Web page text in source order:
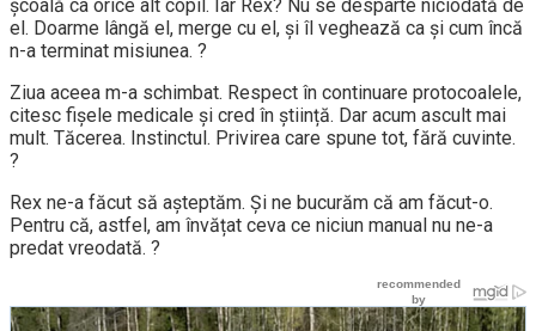
școală ca orice alt copil. Iar Rex? Nu se desparte niciodată de
el. Doarme lângă el, merge cu el, și îl veghează ca și cum încă
n-a terminat misiunea. ?
Ziua aceea m-a schimbat. Respect în continuare protocoalele,
citesc fișele medicale și cred în știință. Dar acum ascult mai
mult. Tăcerea. Instinctul. Privirea care spune tot, fără cuvinte.
?️
Rex ne-a făcut să așteptăm. Și ne bucurăm că am făcut-o.
Pentru că, astfel, am învățat ceva ce niciun manual nu ne-a
predat vreodată. ?